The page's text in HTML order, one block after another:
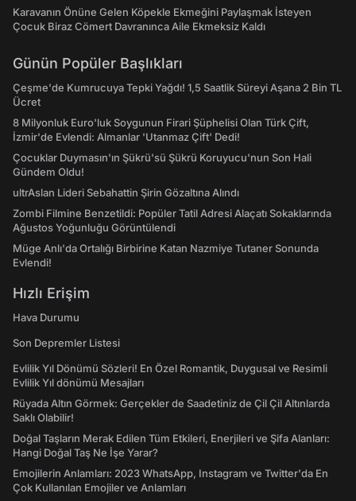
Karavanın Önüne Gelen Köpekle Ekmeğini Paylaşmak İsteyen
Çocuk Biraz Cömert Davranınca Aile Ekmeksiz Kaldı
Günün Popüler Başlıkları
Çeşme'de Kumrucuya Tepki Yağdı! 1,5 Saatlik Süreyi Aşana 2 Bin TL
Ücret
8 Milyonluk Euro'luk Soygunun Firari Şüphelisi Olan Türk Çift,
İzmir'de Evlendi: Almanlar 'Utanmaz Çift' Dedi!
Çocuklar Duymasın'ın Şükrü'sü Şükrü Koruyucu'nun Son Hali
Gündem Oldu!
ultrAslan Lideri Sebahattin Şirin Gözaltına Alındı
Zombi Filmine Benzetildi: Popüler Tatil Adresi Alaçatı Sokaklarında
Ağustos Yoğunluğu Görüntülendi
Müge Anlı'da Ortalığı Birbirine Katan Nazmiye Tutaner Sonunda
Evlendi!
Hızlı Erişim
Hava Durumu
Son Depremler Listesi
Evlilik Yıl Dönümü Sözleri! En Özel Romantik, Duygusal ve Resimli
Evlilik Yıl dönümü Mesajları
Rüyada Altın Görmek: Gerçekler de Saadetiniz de Çil Çil Altınlarda
Saklı Olabilir!
Doğal Taşların Merak Edilen Tüm Etkileri, Enerjileri ve Şifa Alanları:
Hangi Doğal Taş Ne İşe Yarar?
Emojilerin Anlamları: 2023 WhatsApp, Instagram ve Twitter'da En
Çok Kullanılan Emojiler ve Anlamları